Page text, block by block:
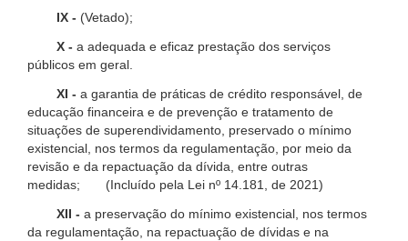
IX - (Vetado);
X - a adequada e eficaz prestação dos serviços
públicos em geral.
XI - a garantia de práticas de crédito responsável, de
educação financeira e de prevenção e tratamento de
situações de superendividamento, preservado o mínimo
existencial, nos termos da regulamentação, por meio da
revisão e da repactuação da dívida, entre outras
medidas; (Incluído pela Lei nº 14.181, de 2021)
XII - a preservação do mínimo existencial, nos termos
da regulamentação, na repactuação de dívidas e na